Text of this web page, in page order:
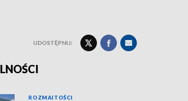
UDOSTĘPNIJ:
ROZMAITOŚCI